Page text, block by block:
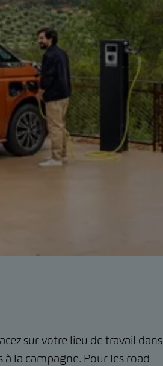
sur votre lieu de travail dans
la campagne. Pour les road